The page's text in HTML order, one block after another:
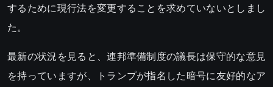
するために現行法を変更することを求めていないとしまし
た。
最新の状況を見ると、連邦準備制度の議長は保守的な意見
を持っていますが、トランプが指名した暗号に友好的なア